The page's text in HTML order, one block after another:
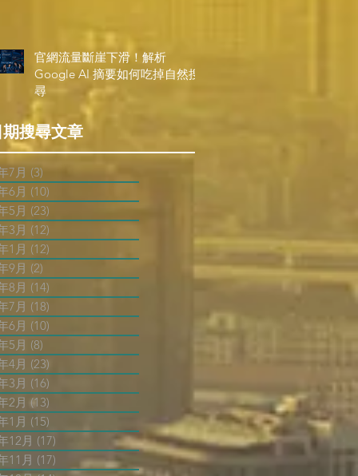
官網流量斷崖下滑！解析
Google AI 摘要如何吃掉自然搜
尋
搜尋文章
7月 (3)
6月 (10)
5月 (23)
3月 (12)
1月 (12)
9月 (2)
8月 (14)
7月 (18)
6月 (10)
5月 (8)
4月 (23)
3月 (16)
2月 (13)
1月 (15)
12月 (17)
11月 (17) 17 篇文章